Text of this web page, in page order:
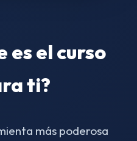
es el curso
ti?
más poderosa